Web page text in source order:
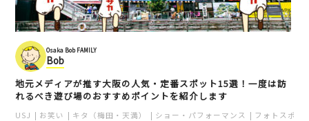
Osaka Bob FAMILY
Bob
地元メディアが推す大阪の人気・定番スポット15選！一度は訪
れるべき遊び場のおすすめポイントを紹介します
USJ お笑い キタ（梅田・天満） ショー・パフォーマンス フォトスポッ